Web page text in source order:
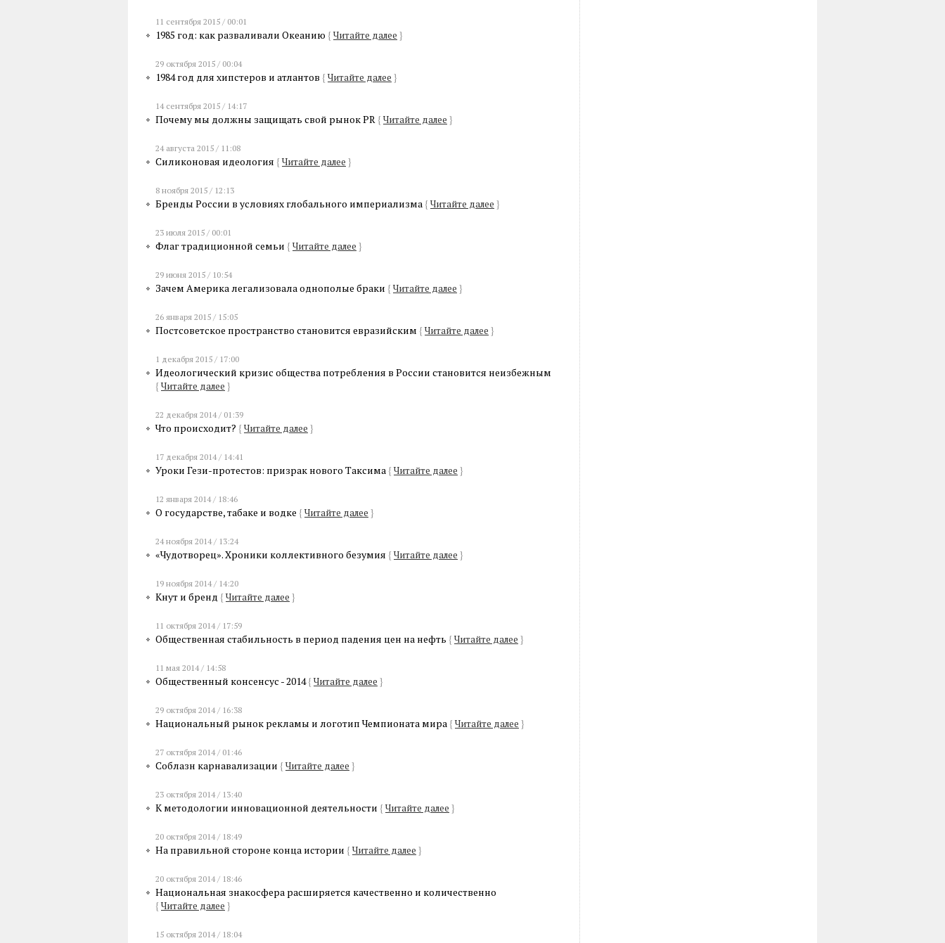
11 сентября 2015 / 00:01
1985 год: как разваливали Океанию { Читайте далее }
29 октября 2015 / 00:04
1984 год для хипстеров и атлантов { Читайте далее }
14 сентября 2015 / 14:17
Почему мы должны защищать свой рынок PR { Читайте далее }
24 августа 2015 / 11:08
Силиконовая идеология { Читайте далее }
8 ноября 2015 / 12:13
Бренды России в условиях глобального империализма { Читайте далее }
23 июля 2015 / 00:01
Флаг традиционной семьи { Читайте далее }
29 июня 2015 / 10:54
Зачем Америка легализовала однополые браки { Читайте далее }
26 января 2015 / 15:05
Постсоветское пространство становится евразийским { Читайте далее }
1 декабря 2015 / 17:00
Идеологический кризис общества потребления в России становится неизбежным
{ Читайте далее }
22 декабря 2014 / 01:39
Что происходит? { Читайте далее }
17 декабря 2014 / 14:41
Уроки Гези-протестов: призрак нового Таксима { Читайте далее }
12 января 2014 / 18:46
О государстве, табаке и водке { Читайте далее }
24 ноября 2014 / 13:24
«Чудотворец». Хроники коллективного безумия { Читайте далее }
19 ноября 2014 / 14:20
Кнут и бренд { Читайте далее }
11 октября 2014 / 17:59
Общественная стабильность в период падения цен на нефть { Читайте далее }
11 мая 2014 / 14:58
Общественный консенсус - 2014{ Читайте далее }
29 октября 2014 / 16:38
Национальный рынок рекламы и логотип Чемпионата мира { Читайте далее }
27 октября 2014 / 01:46
Соблазн карнавализации { Читайте далее }
23 октября 2014 / 13:40
К методологии инновационной деятельности { Читайте далее }
20 октября 2014 / 18:49
На правильной стороне конца истории { Читайте далее }
20 октября 2014 / 18:46
Национальная знакосфера расширяется качественно и количественно
{ Читайте далее }
15 октября 2014 / 18:04